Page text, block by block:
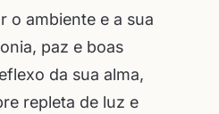
o ambiente e a sua
paz e boas
da sua alma,
repleta de luz e